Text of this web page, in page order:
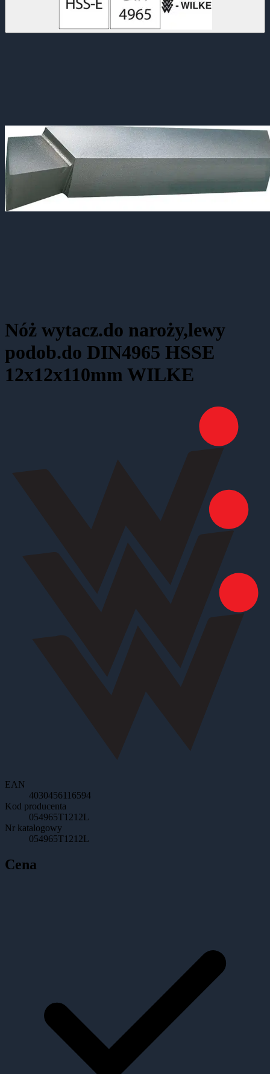
Nóż wytacz.do naroży,lewy
podob.do DIN4965 HSSE
12x12x110mm WILKE
EAN
4030456116594
Kod producenta
054965T1212L
Nr katalogowy
054965T1212L
Cena